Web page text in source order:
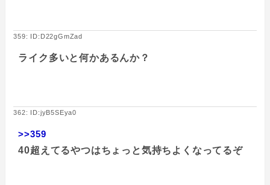
359: ID:D22gGmZad
ライク多いと何かあるんか？
362: ID:jyB5SEya0
>>359
40超えてるやつはちょっと気持ちよくなってるぞ